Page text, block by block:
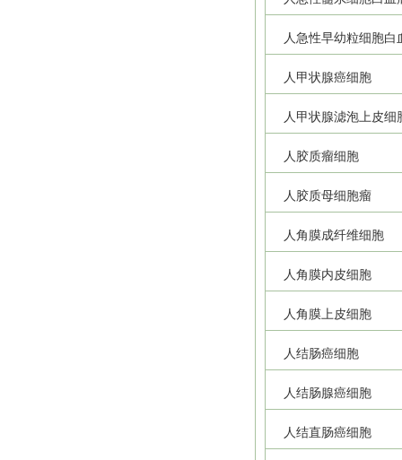
人急性早幼粒细胞白
人甲状腺癌细胞
人甲状腺滤泡上皮细
人胶质瘤细胞
人胶质母细胞瘤
人角膜成纤维细胞
人角膜内皮细胞
人角膜上皮细胞
人结肠癌细胞
人结肠腺癌细胞
人结直肠癌细胞